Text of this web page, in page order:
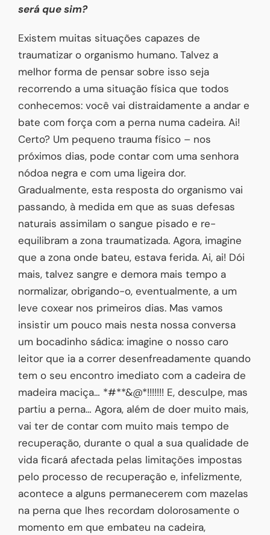
será que sim?
Existem muitas situações capazes de
traumatizar o organismo humano. Talvez a
melhor forma de pensar sobre isso seja
recorrendo a uma situação física que todos
conhecemos: você vai distraidamente a andar e
bate com força com a perna numa cadeira. Ai!
Certo? Um pequeno trauma físico – nos
próximos dias, pode contar com uma senhora
nódoa negra e com uma ligeira dor.
Gradualmente, esta resposta do organismo vai
passando, à medida em que as suas defesas
naturais assimilam o sangue pisado e re-
equilibram a zona traumatizada. Agora, imagine
que a zona onde bateu, estava ferida. Ai, ai! Dói
mais, talvez sangre e demora mais tempo a
normalizar, obrigando-o, eventualmente, a um
leve coxear nos primeiros dias. Mas vamos
insistir um pouco mais nesta nossa conversa
um bocadinho sádica: imagine o nosso caro
leitor que ia a correr desenfreadamente quando
tem o seu encontro imediato com a cadeira de
madeira maciça… *#**&@*!!!!!!! E, desculpe, mas
partiu a perna… Agora, além de doer muito mais,
vai ter de contar com muito mais tempo de
recuperação, durante o qual a sua qualidade de
vida ficará afectada pelas limitações impostas
pelo processo de recuperação e, infelizmente,
acontece a alguns permanecerem com mazelas
na perna que lhes recordam dolorosamente o
momento em que embateu na cadeira,